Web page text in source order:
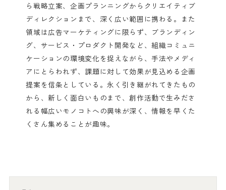
ら戦略立案、企画プランニングからクリエイティブ
ディレクションまで、深く広い範囲に携わる。また
領域は広告マーケティングに限らず、ブランディン
グ、サービス・プロダクト開発など、組織コミュニ
ケーションの環境変化を捉えながら、手法やメディ
アにとらわれず、課題に対して効果が見込める企画
提案を信条としている。永く引き継がれてきたもの
から、新しく面白いものまで、創作活動で生みださ
れる幅広いモノコトへの興味が深く、情報を早くた
くさん集めることが趣味。